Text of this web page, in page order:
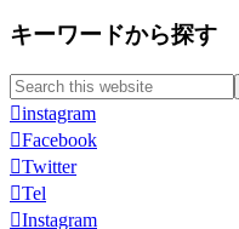
キーワードから探す
Search
for:instagram
Facebook
Twitter
Tel
Instagram